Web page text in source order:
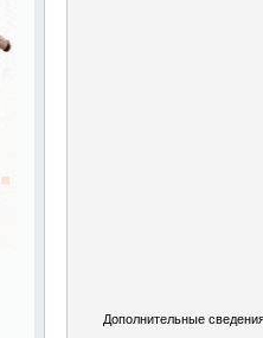
Дополнительные